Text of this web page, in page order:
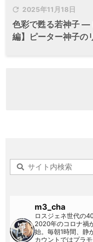
 2025年11月18日
色彩で甦る若神子 ―
編】ピーター神子の
m3_cha
ロスジェネ世代の
2020年のコロナ禍
始。毎朝1時間、静
カウントではプラ